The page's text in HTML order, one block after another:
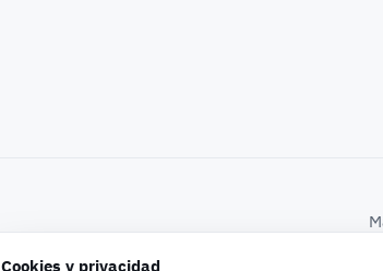
Cookies y privacidad